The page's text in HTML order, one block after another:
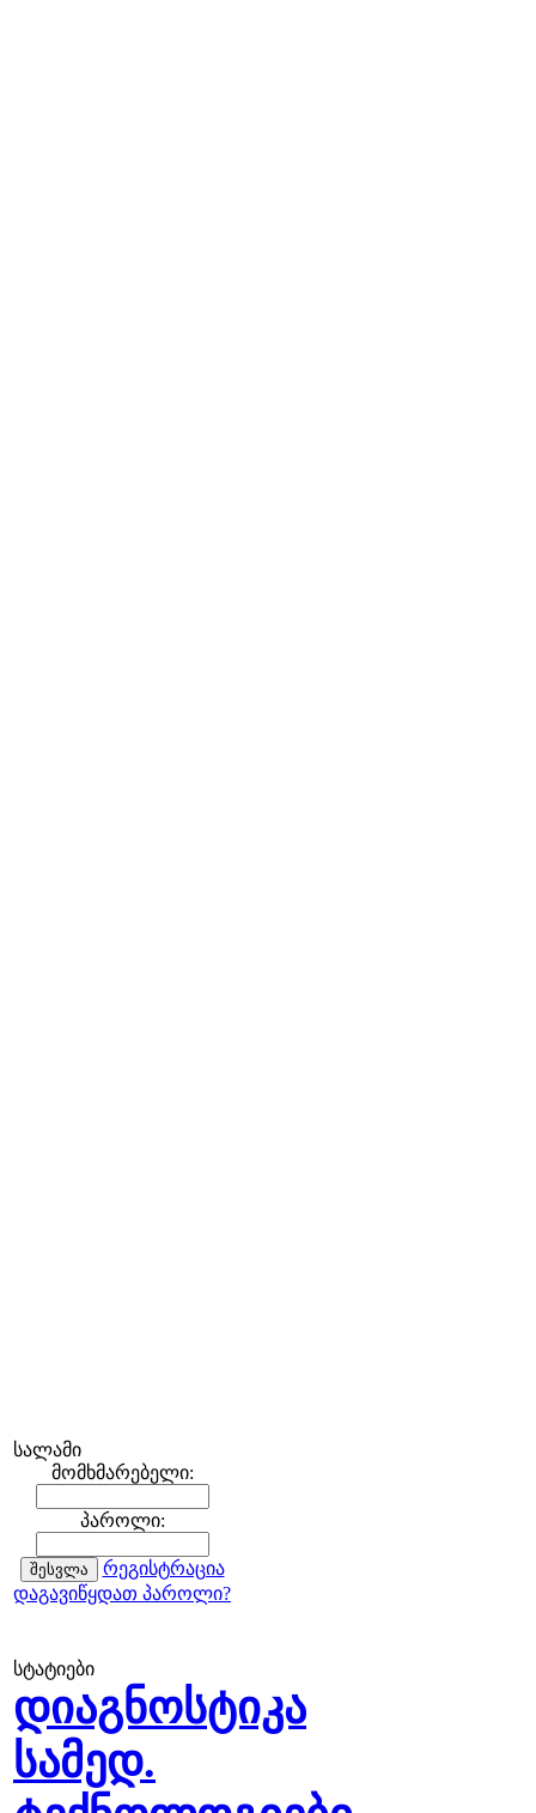
სალამი
მომხმარებელი:
პაროლი:
რეგისტრაცია
დაგავიწყდათ პაროლი?
სტატიები
დიაგნოსტიკა
სამედ.